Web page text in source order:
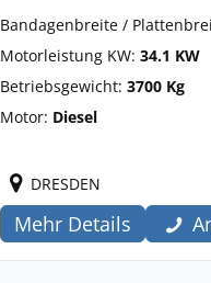
Bandagenbreite /
Motorleistung KW: 34.1 KW
Betriebsgewicht: 3700 Kg
Motor: Diesel
DRESDEN
Mehr Details